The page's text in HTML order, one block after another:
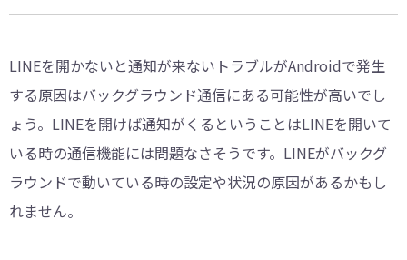
LINEを開かないと通知が来ないトラブルがAndroidで発生
する原因はバックグラウンド通信にある可能性が高いでし
ょう。LINEを開けば通知がくるということはLINEを開いて
いる時の通信機能には問題なさそうです。LINEがバックグ
ラウンドで動いている時の設定や状況の原因があるかもし
れません。